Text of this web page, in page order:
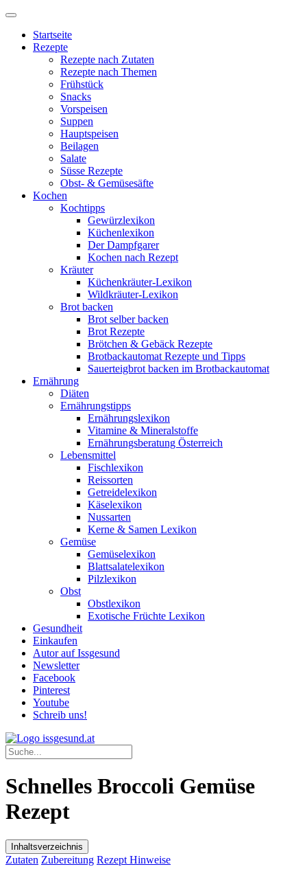
Startseite
Rezepte
Rezepte nach Zutaten
Rezepte nach Themen
Frühstück
Snacks
Vorspeisen
Suppen
Hauptspeisen
Beilagen
Salate
Süsse Rezepte
Obst- & Gemüsesäfte
Kochen
Kochtipps
Gewürzlexikon
Küchenlexikon
Der Dampfgarer
Kochen nach Rezept
Kräuter
Küchenkräuter-Lexikon
Wildkräuter-Lexikon
Brot backen
Brot selber backen
Brot Rezepte
Brötchen & Gebäck Rezepte
Brotbackautomat Rezepte und Tipps
Sauerteigbrot backen im Brotbackautomat
Ernährung
Diäten
Ernährungstipps
Ernährungslexikon
Vitamine & Mineralstoffe
Ernährungsberatung Österreich
Lebensmittel
Fischlexikon
Reissorten
Getreidelexikon
Käselexikon
Nussarten
Kerne & Samen Lexikon
Gemüse
Gemüselexikon
Blattsalatelexikon
Pilzlexikon
Obst
Obstlexikon
Exotische Früchte Lexikon
Gesundheit
Einkaufen
Autor auf Issgesund
Newsletter
Facebook
Pinterest
Youtube
Schreib uns!
Schnelles Broccoli Gemüse
Rezept
Inhaltsverzeichnis
Zutaten Zubereitung Rezept Hinweise